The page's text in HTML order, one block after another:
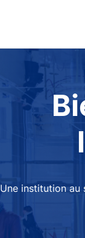
Une institution au